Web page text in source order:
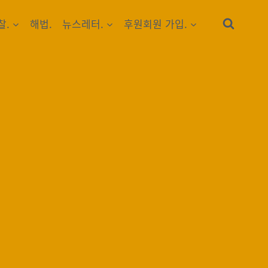
. 해법. 뉴스레터. 후원회원 가입.